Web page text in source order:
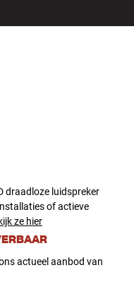
draadloze luidspreker
of actieve
ze hier
actueel aanbod van